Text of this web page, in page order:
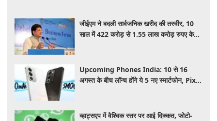
जीईएम ने बदली सार्वजनिक खरीद की तस्वीर, 10
साल में 422 करोड़ से 1.55 लाख करोड़ रुपए के
Upcoming Phones India: 10 से 16
अगस्त के बीच लॉन्च होंगे ये 5 नए स्मार्टफोन, Pixel
व्हाट्सएप में वैश्विक स्तर पर आई दिक्कत, फोटो-